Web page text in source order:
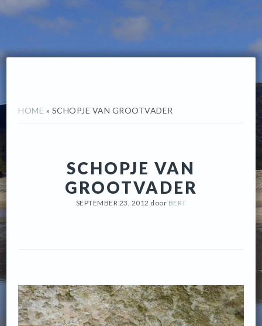
HOME » SCHOPJE VAN GROOTVADER
SCHOPJE VAN
GROOTVADER
SEPTEMBER 23, 2012 door BERT